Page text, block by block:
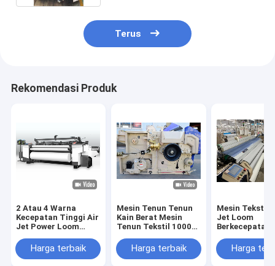
Terus
Rekomendasi Produk
2 Atau 4 Warna
Kecepatan Tinggi Air
Jet Power Loom
Dobby Shedding
Harga terbaik
Mesin Tenun Tenun
Kain Berat Mesin
Tenun Tekstil 1000
Harga terbaik
Mesin Tekstil
Jet Loom
Berkecepatan
Weaving
Harga